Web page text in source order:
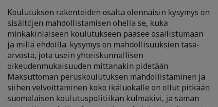
Koulutuksen rakenteiden osalta olennaisin kysymys on
sisältöjen mahdollistamisen ohella se, kuka
minkäkinlaiseen koulutukseen pääsee osallistumaan
ja millä ehdoilla: kysymys on mahdollisuuksien tasa-
arvosta, jota usein yhteiskunnallisen
oikeudenmukaisuuden mittanakin pidetään.
Maksuttoman peruskoulutuksen mahdollistaminen ja
siihen velvoittaminen koko ikäluokalle on ollut pitkään
suomalaisen koulutuspolitiikan kulmakivi, ja saman